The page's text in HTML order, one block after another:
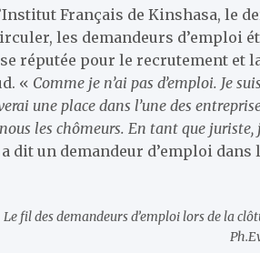
Français de Kinshasa, le
les demandeurs d’emploi
réputée pour le recrutement et
« Comme je n’ai pas d’emploi. Je
une place dans l’une des
les chômeurs. En tant que juriste,
dit un demandeur d’emploi dans
Le fil des demandeurs d’emploi lors de la